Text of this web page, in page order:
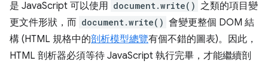
是 JavaScript 可以使用 document.write() 之類的項目變
更文件形狀，而 document.write() 會變更整個 DOM 結
構 (HTML 規格中的剖析模型總覽有個不錯的圖表)。因此，
HTML 剖析器必須等待 JavaScript 執行完畢，才能繼續剖